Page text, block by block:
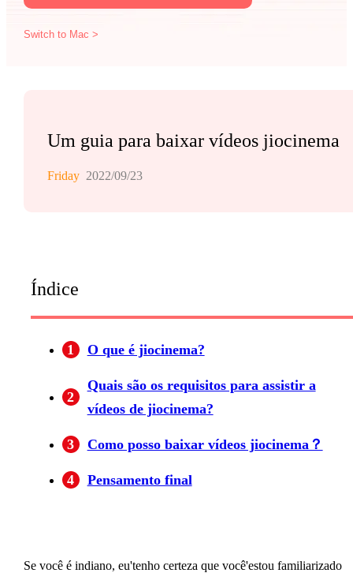
Switch to Mac >
Um guia para baixar vídeos jiocinema
Friday 2022/09/23
Índice
1 O que é jiocinema?
2
Quais são os requisitos para assistir a
vídeos de jiocinema?
3 Como posso baixar vídeos jiocinema？
4 Pensamento final
Se você é indiano, eu'tenho certeza que você'estou familiarizado